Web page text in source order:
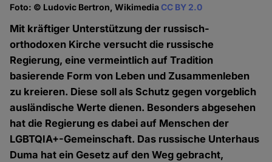
Foto: © Ludovic Bertron, WikimediaCC BY 2.0
Mit kräftiger Unterstützung der russisch-
orthodoxen Kirche versucht die russische
Regierung, eine vermeintlich auf Tradition
basierende Form von Leben und Zusammenleben
zu kreieren. Diese soll als Schutz gegen vorgeblich
ausländische Werte dienen. Besonders abgesehen
hat die Regierung es dabei auf Menschen der
LGBTQIA+-Gemeinschaft. Das russische Unterhaus
Duma hat ein Gesetz auf den Weg gebracht,